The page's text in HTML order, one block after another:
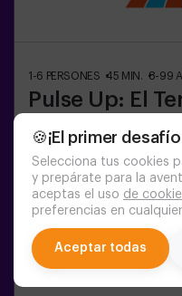
🍪¡El primer
Selecciona tus cookies
y prepárate para la
aceptas el uso de
preferencias en
Aceptar todas
1-6 PERSONES 45 MIN. 8-99
Pulse Up: El
12:05 13:10
17:30 18:35
22:55